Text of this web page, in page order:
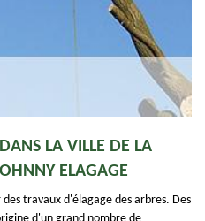
LA VILLE DE LA
ELAGAGE
travaux d'élagage des arbres. Des